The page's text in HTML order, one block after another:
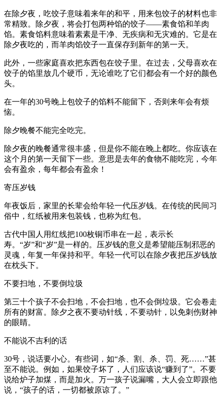
在除夕夜，吃饺子意味着来年的和平，用来包饺子的材料也非
常精致。除夕夜，将会打包两种馅的饺子——素食馅和羊肉
馅。素食馅料意味着素素是干净、无疾病和无灾难的。它是在
除夕夜吃的，而羊肉馅饺子一直保存到新年的第一天。
此外，一些家庭喜欢把东西包在饺子里。在过去，父母喜欢在
饺子的馅里放几个硬币，无论谁吃了它们都会有一个好的颜色
头。
在一年的30号晚上包饺子的馅料不能留下，否则来年会有烦
恼。
除夕晚餐不能完全吃完。
除夕夜的晚餐通常很丰盛，但是你不能在晚上都吃。你应该在
这个月的第一天留下一些。意思是去年的食物不能吃完，今年
会有盈余，每年都会有盈余！
寄压岁钱
年夜饭后，家里的长辈会给年轻一代压岁钱。在传统的民间习
俗中，红纸被用来包装钱，也称为红包。
古代中国人用红线把100枚铜币串在一起，表示长
寿。“岁”和“岁”是一样的。压岁钱的意义是希望能压制邪恶的
灵魂，年复一年保持和平。年轻一代可以在除夕夜把压岁钱放
在枕头下。
不要扫地，不要倒垃圾
第三十个孩子不会扫地，不会扫地，也不会倒垃圾。它会卷走
所有的财富。除夕之夜不要动针线，不要动针，以免刺伤财神
的眼睛。
不能说不吉利的话
30号，说话要小心。有些词，如“杀、割、杀、罚、死……”甚
至不能说。例如，如果饺子坏了，人们应该说“赚到了”。不要
说给炉子加煤，而是加火。万一孩子说漏嘴，大人会立即跟他
说，“孩子的话，一切都被原谅了。”